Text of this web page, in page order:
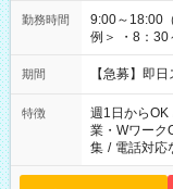
勤務時間
9:00～18:00（実動8時間） 希望
例＞ ・8：
・13：00～
期間 【急募】即
特徴 週1日からOK
業・Wワーク
集 / 電話対応